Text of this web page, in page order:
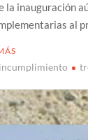
la inauguración
al
incumplimiento